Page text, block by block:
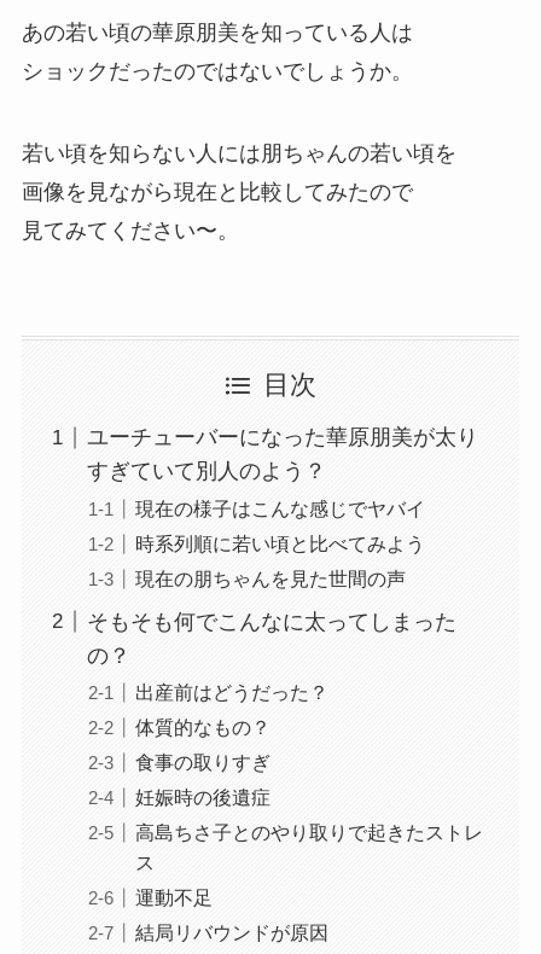
あの若い頃の華原朋美を知っている人は
ショックだったのではないでしょうか。
若い頃を知らない人には朋ちゃんの若い頃を
画像を見ながら現在と比較してみたので
見てみてください〜。
目次
ユーチューバーになった華原朋美が太り
すぎていて別人のよう？
現在の様子はこんな感じでヤバイ
時系列順に若い頃と比べてみよう
現在の朋ちゃんを見た世間の声
そもそも何でこんなに太ってしまった
の？
出産前はどうだった？
体質的なもの？
食事の取りすぎ
妊娠時の後遺症
高島ちさ子とのやり取りで起きたストレ
ス
運動不足
結局リバウンドが原因